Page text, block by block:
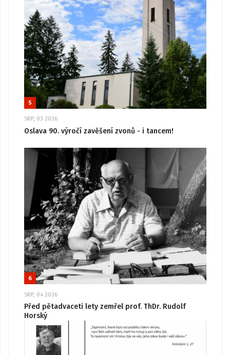
5
SRP, 03 2026
Oslava 90. výročí zavěšení zvonů - i tancem!
6
SRP, 04 2026
Před pětadvaceti lety zemřel prof. ThDr. Rudolf
Horský